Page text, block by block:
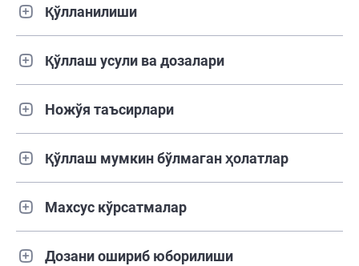
Қўлланилиши
Қўллаш усули ва дозалари
Ножўя таъсирлари
Қўллаш мумкин бўлмаган ҳолатлар
Махсус кўрсатмалар
Дозани ошириб юборилиши